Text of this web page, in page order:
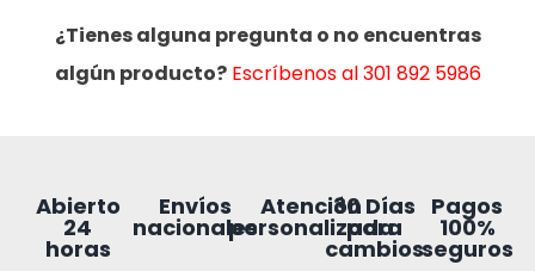
¿Tienes alguna pregunta o no encuentras
algún producto? Escríbenos al 301 892 5986
Abierto
24
horas
Envíos
nacionales
Atención
personalizada
30 Días
para
cambios
Pagos
100%
seguros